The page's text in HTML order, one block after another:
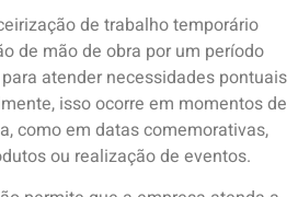
de trabalho temporário
de mão de obra por um período
atender necessidades pontuais
isso ocorre em momentos de
como em datas comemorativas,
ou realização de eventos.